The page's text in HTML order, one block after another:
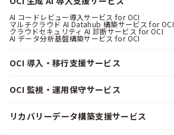
AI コードレビュー導入サービス for OCI
マルチクラウド AI Datahub 構築サービス for OCI
クラウドセキュリティ AI 診断サービス for OCI
AI データ分析基盤構築サービス for OCI
OCI 導入・移行支援サービス
OCI 監視・運用保守サービス
リカバリーデータ構築支援サービス